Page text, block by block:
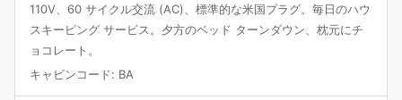
110V、60 サイクル交流 (AC)、標準的な米国プラグ。毎日のハウ
スキーピング サービス。夕方のベッド ターンダウン、枕元にチ
ョコレート。
キャビンコード: BA